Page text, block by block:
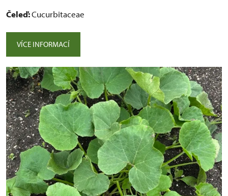
Čeleď:Cucurbitaceae
VÍCE INFORMACÍ